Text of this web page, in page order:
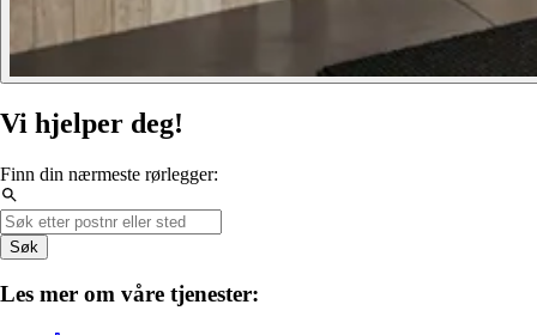
Vi hjelper deg!
Finn din nærmeste rørlegger:
Søk
Les mer om våre tjenester: